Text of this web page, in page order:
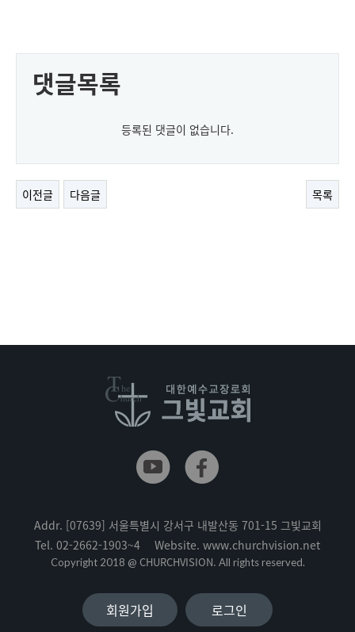
댓글목록
등록된 댓글이 없습니다.
이전글 다음글 목록
Addr. [07639] 서울특별시 강서구 내발산동 701-15 그빛교회
Tel. 02-2662-1903~4 Website. www.churchvision.net
Copyright 2018 @ CHURCHVISION. All rights reserved.
회원가입 로그인